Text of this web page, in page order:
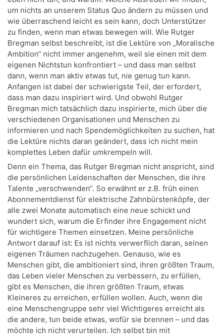
um nichts an unserem Status Quo ändern zu müssen und
wie überraschend leicht es sein kann, doch Unterstützer
zu finden, wenn man etwas bewegen will. Wie Rutger
Bregman selbst beschreibt, ist die Lektüre von „Moralische
Ambition“ nicht immer angenehm, weil sie einen mit dem
eigenen Nichtstun konfrontiert – und dass man selbst
dann, wenn man aktiv etwas tut, nie genug tun kann.
Anfangen ist dabei der schwierigste Teil, der erfordert,
dass man dazu inspiriert wird. Und obwohl Rutger
Bregman mich tatsächlich dazu inspirierte, mich über die
verschiedenen Organisationen und Menschen zu
informieren und nach Spendemöglichkeiten zu suchen, hat
die Lektüre nichts daran geändert, dass ich nicht mein
komplettes Leben dafür umkrempeln will.
Denn ein Thema, das Rutger Bregman nicht anspricht, sind
die persönlichen Leidenschaften der Menschen, die ihre
Talente „verschwenden“. So erwähnt er z.B. früh einen
Abonnementdienst für elektrische Zahnbürstenköpfe, der
alle zwei Monate automatisch eine neue schickt und
wundert sich, warum die Erfinder ihre Engagement nicht
für wichtigere Themen einsetzen. Meine persönliche
Antwort darauf ist: Es ist nichts verwerflich daran, seinen
eigenen Träumen nachzugehen. Genauso, wie es
Menschen gibt, die ambitioniert sind, ihren größten Traum,
das Leben vieler Menschen zu verbessern, zu erfüllen,
gibt es Menschen, die ihren größten Traum, etwas
Kleineres zu erreichen, erfüllen wollen. Auch, wenn die
eine Menschengruppe sehr viel Wichtigeres erreicht als
die andere, tun beide etwas, wofür sie brennen – und das
möchte ich nicht verurteilen. Ich selbst bin mit